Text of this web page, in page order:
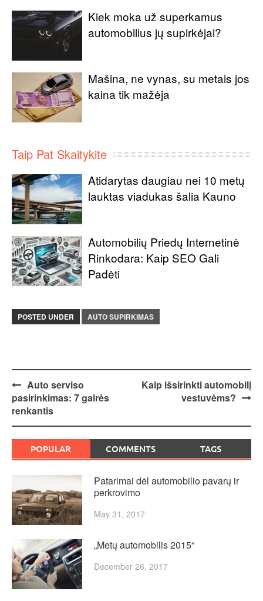
Kiek moka už superkamus
automobilius jų supirkėjai?
Mašina, ne vynas, su metais jos
kaina tik mažėja
Taip Pat Skaitykite
Atidarytas daugiau nei 10 metų
lauktas viadukas šalia Kauno
Automobilių Priedų Internetinė
Rinkodara: Kaip SEO Gali
Padėti
POSTED UNDER AUTO SUPIRKIMAS
Post
navigation
Auto serviso
pasirinkimas: 7 gairės
renkantis
Kaip išsirinkti automobilį
vestuvėms?
POPULAR COMMENTS TAGS
Patarimai dėl automobilio pavarų ir
perkrovimo
May 31, 2017
„Metų automobilis 2015“
December 26, 2017